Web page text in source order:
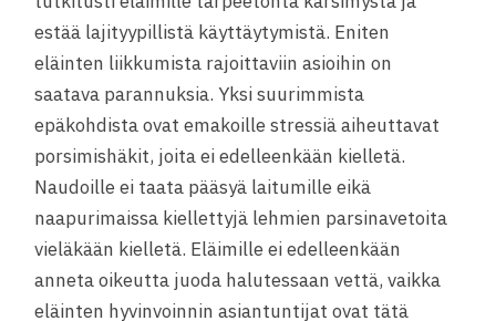
estää lajityypillistä käyttäytymistä. Eniten
eläinten liikkumista rajoittaviin asioihin on
saatava parannuksia. Yksi suurimmista
epäkohdista ovat emakoille stressiä aiheuttavat
porsimishäkit, joita ei edelleenkään kielletä.
Naudoille ei taata pääsyä laitumille eikä
naapurimaissa kiellettyjä lehmien parsinavetoita
vieläkään kielletä. Eläimille ei edelleenkään
anneta oikeutta juoda halutessaan vettä, vaikka
eläinten hyvinvoinnin asiantuntijat ovat tätä